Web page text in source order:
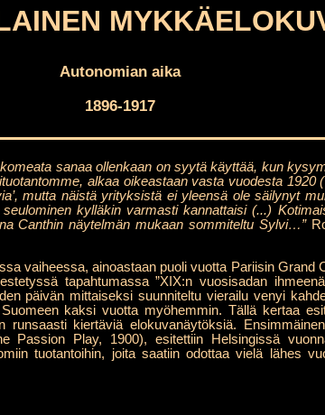
Autonomian aika
1896-1917
sanaa ollenkaan on syytä käyttää, kun
alkaa oikeastaan vasta vuodesta
mutta näistä yrityksistä ei yleensä ole säilynyt
kylläkin varmasti kannattaisi (...)
Canthin näytelmän mukaan sommiteltu Sylvi…”
vaiheessa, ainoastaan puoli vuotta Pariisin Grand
tapahtumassa ”XIX:n vuosisadan
päivän mittaiseksi suunniteltu vierailu venyi
kaksi vuotta myöhemmin. Tällä kertaa
runsaasti kiertäviä elokuvanäytöksiä.
Passion Play, 1900), esitettiin Helsingissä
tuotantoihin, joita saatiin odottaa vielä lähes